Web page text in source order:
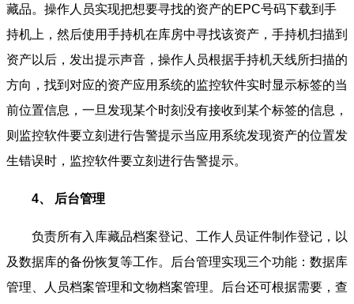
藏品。操作人员实现把想要寻找的资产的EPC号码下载到手
持机上，然后使用手持机在库房中寻找该资产，手持机扫描到
资产以后，发出提示声音，操作人员根据手持机天线所扫描的
方向，找到对应的资产应用系统的监控软件实时显示标签的当
前位置信息，一旦发现某个时刻没有接收到某个标签的信息，
则监控软件要立刻进行告警提示当应用系统发现资产的位置发
生错误时，监控软件要立刻进行告警提示。
4、 后台管理
负责所有入库藏品档案登记、工作人员证件制作登记，以
及数据库的备份恢复等工作。后台管理实现三个功能：数据库
管理、人员档案管理和文物档案管理。后台还可根据需要，查